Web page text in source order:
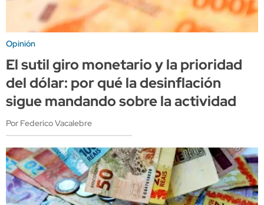
Opinión
El sutil giro monetario y la prioridad
del dólar: por qué la desinflación
sigue mandando sobre la actividad
Por Federico Vacalebre